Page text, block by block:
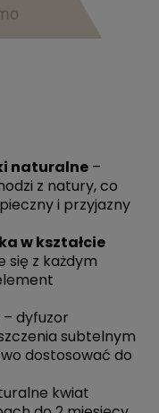
naturalne –
z natury, co
i przyjazny
w kształcie
się z każdym
– dyfuzor
subtelnym
dostosować do
kwiat